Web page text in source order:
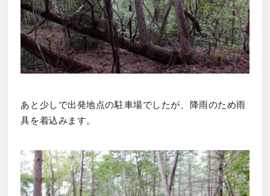
あと少しで出発地点の駐車場でしたが、降雨のため雨
具を着込みます。